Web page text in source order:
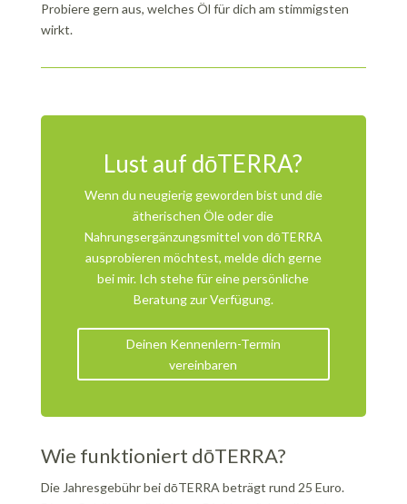
Probiere gern aus, welches Öl für dich am stimmigsten
wirkt.
Lust auf dōTERRA?
Wenn du neugierig geworden bist und die
ätherischen Öle oder die
Nahrungsergänzungsmittel von dōTERRA
ausprobieren möchtest, melde dich gerne
bei mir. Ich stehe für eine persönliche
Beratung zur Verfügung.
Deinen Kennenlern-Termin
vereinbaren
Wie funktioniert dōTERRA?
Die Jahresgebühr bei dōTERRA beträgt rund 25 Euro.